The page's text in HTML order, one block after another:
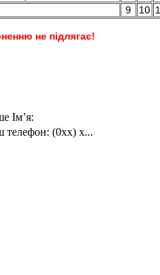
9 10
не підлягає!
Ім’я:
телефон: (0xx) x...